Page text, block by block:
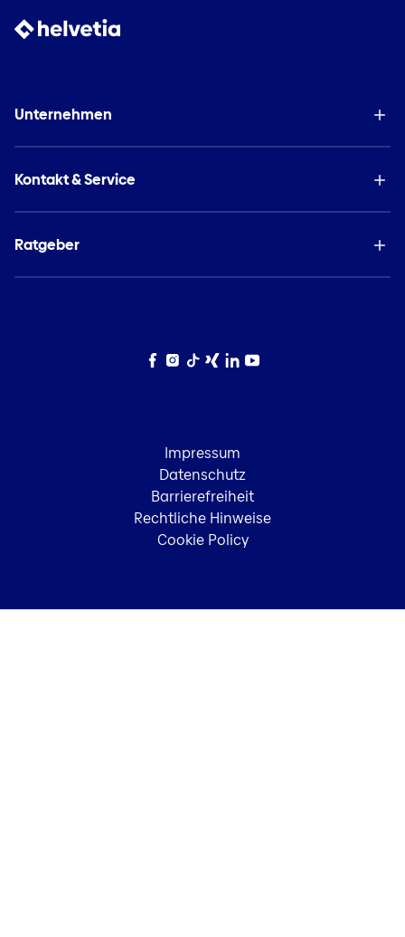
Unternehmen
Kontakt & Service
Ratgeber
Facebook
Instagram
TikTokXingLinkedIn
YouTube
Impressum
Datenschutz
Barrierefreiheit
Rechtliche Hinweise
Cookie Policy